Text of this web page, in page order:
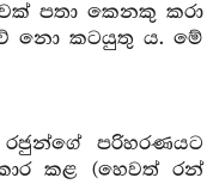
පතා කෙනකු කරා
නො කටයුතු ය. මේ
පරිහරණයට
කළ (හෙවත් රන්